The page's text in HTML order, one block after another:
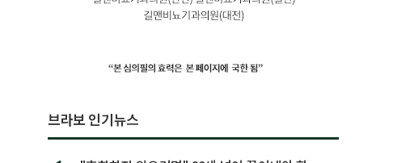
브라보 인기뉴스